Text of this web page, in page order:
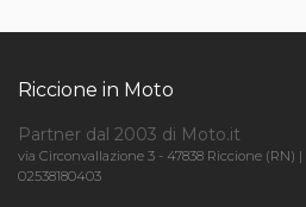
Riccione in Moto
Partner dal 2003 di Moto.it
via Circonvallazione 3 - 47838 Riccione (RN) |
02538180403